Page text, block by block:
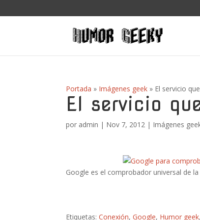
Portada » Imágenes geek » El servicio
El servicio
por admin | Nov 7, 2012 | Imágenes
Google es el comprobador universal de
Etiquetas:Conexión,Google, Humor geek,